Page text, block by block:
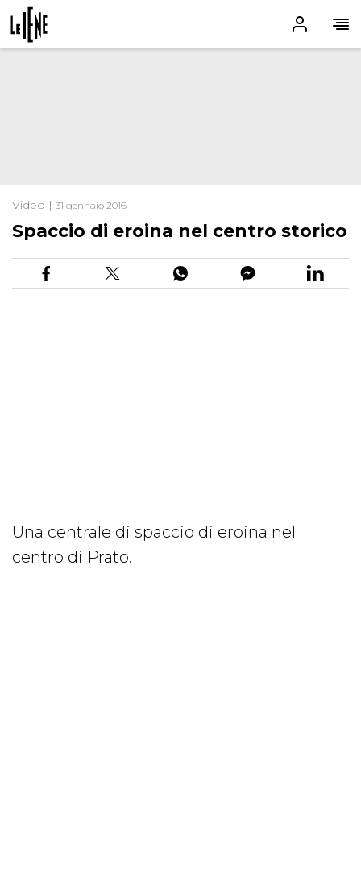
Video | 31 gennaio 2016
Spaccio di eroina nel centro storico
Una centrale di spaccio di eroina nel
centro di Prato.